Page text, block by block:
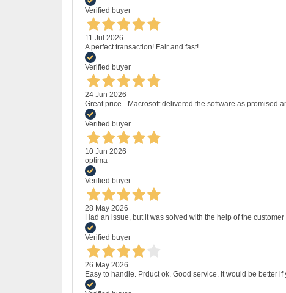
Verified buyer
11 Jul 2026
A perfect transaction! Fair and fast!
Verified buyer
24 Jun 2026
Great price - Macrosoft delivered the software as promised
Verified buyer
10 Jun 2026
optima
Verified buyer
28 May 2026
Had an issue, but it was solved with the help of the customer
Verified buyer
26 May 2026
Easy to handle. Prduct ok. Good service. It would be better